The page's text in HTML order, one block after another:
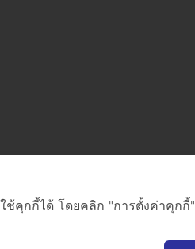
ช้คุกกี้ได้ โดยคลิก "การตั้งค่าคุกกี้"